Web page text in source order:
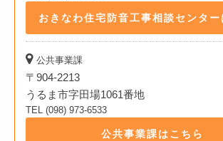
おきなわ住宅防音工事相談センター
公共事業課
〒904-2213
うるま市字田場1061番地
TEL (098) 973-6533
公共事業課はこちら